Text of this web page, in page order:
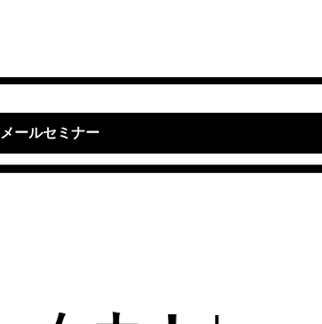
ールセミナー